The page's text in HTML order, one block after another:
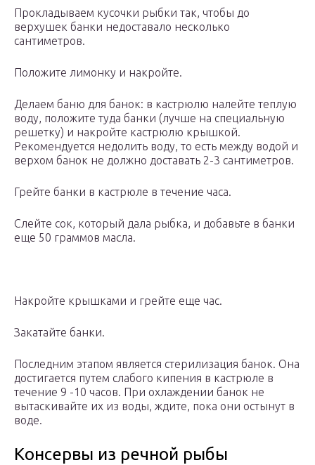
Прокладываем кусочки рыбки так, чтобы до
верхушек банки недоставало несколько
сантиметров.
Положите лимонку и накройте.
Делаем баню для банок: в кастрюлю налейте теплую
воду, положите туда банки (лучше на специальную
решетку) и накройте кастрюлю крышкой.
Рекомендуется недолить воду, то есть между водой и
верхом банок не должно доставать 2-3 сантиметров.
Грейте банки в кастрюле в течение часа.
Слейте сок, который дала рыбка, и добавьте в банки
еще 50 граммов масла.
Накройте крышками и грейте еще час.
Закатайте банки.
Последним этапом является стерилизация банок. Она
достигается путем слабого кипения в кастрюле в
течение 9 -10 часов. При охлаждении банок не
вытаскивайте их из воды, ждите, пока они остынут в
воде.
Консервы из речной рыбы